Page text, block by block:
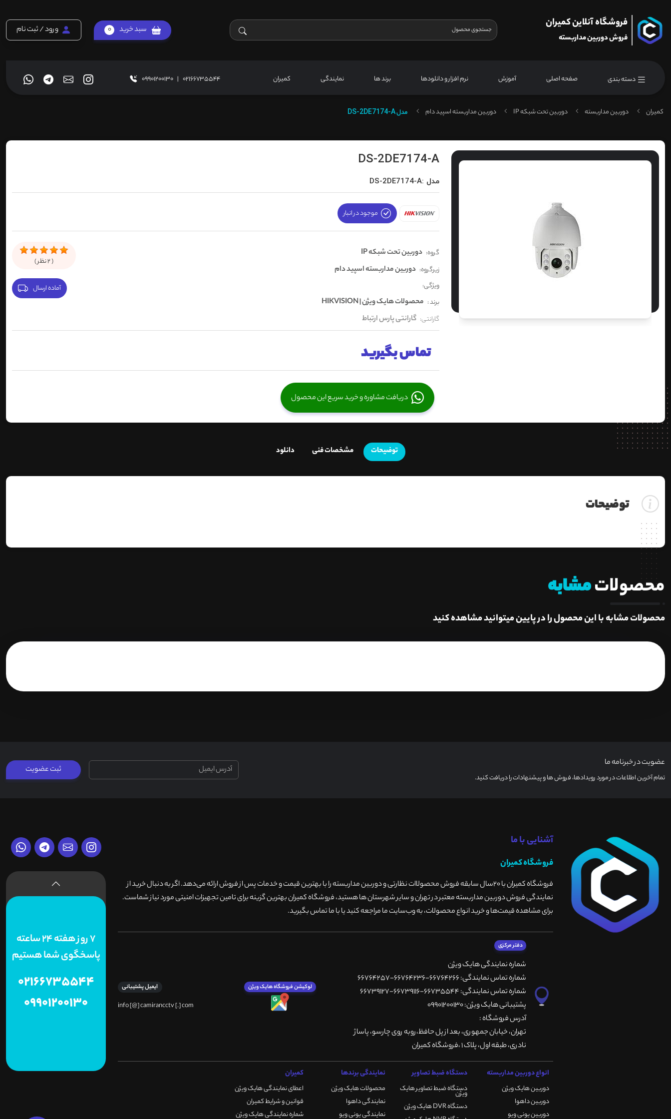
فروشگاه آنلاین کمیران
فروش دوربین مداربسته
سبد خرید 0 ورود / ثبت نام
دسته بندی صفحه اصلی آموزش نرم افزار و دانلودها برند ها نمایندگی کمیران 02166735544
|
09901200130
کمیران دوربین مداربسته دوربین تحت شبکه IP دوربین مداربسته اسپید دام مدلDS-2DE7174-A
DS-2DE7174-A
مدل :DS-2DE7174-A
موجود در انبار
گروه: دوربین تحت شبکه IP
زیرگروه: دوربین مداربسته اسپید دام
ویژگی:
برند : محصولات هایک ویژن | HIKVISION
گارانتی: گارانتی پارس ارتباط
(
2نظر )
آماده ارسال
تماس بگیرید
دریافت مشاوره و خرید سریع این محصول
توضیحات مشخصات فنی دانلود
توضیحات
محصولاتمشابه
محصولات مشابه با این محصول را در پایین میتوانید مشاهده کنید
عضویت در خبرنامه ما
تمام آخرین اطلاعات در مورد رویدادها، فروش ها و پیشنهادات را دریافت کنید.
ثبت عضویت
آشنایی با ما
فروشگاه کمیران
فروشگاه کمیران با ۲۰سال سابقه فروش محصولاات نظارتی و دوربین مداربسته را با بهترین قیمت و خدمات پس از فروش ارائه می‌دهد. اگر به دنبال خرید از
نمایندگی فروش دوربین مداربسته معتبر در تهران و سایر شهرستان ها هستید، فروشگاه کمیران بهترین گزینه برای تامین تجهیزات امنیتی مورد نیاز شماست.
برای مشاهده قیمت‌ها و خرید انواع محصولات، به وب‌سایت ما مراجعه کنید یا با ما تماس بگیرید.
دفتر مرکزی
شماره نمایندگی هایک ویژن
شماره تماس نمایندگی: 66764266-66764236-66764257
شماره تماس نمایندگی: 66735544-66739116-66739127
پشتیبانی هایک ویژن: 09901200130
آدرس فروشگاه :
تهران، خيابان جمهوری، بعد از پل حافظ،روبه روی چارسو، پاساژ
نادری، طبقه اول، پلاک 1 ،فروشگاه کمیران
لوکیشن فروشگاه هایک ویژن ایمیل پشتیبانی
info [@] camirancctv [.] com
انواع دوربین مداربسته
دوربین هایک ویژن
دوربین داهوا
دوربین یونی ویو
دستگاه ضبط تصاویر
دستگاه ضبط تصاویر هایک
ویژن
دستگاه DVR هایک ویژن
نمایندگی برندها
محصولات هایک ویژن
نمایندگی داهوا
نمایندگی یونی ویو
کمیران
اعطای نمایندگی هایک ویژن
قوانین و شرایط کمیران
شماره نمایندگی هایک ویژن
7 روز هفته 24 ساعته
پاسخگوی شما هستیم
02166735544
09901200130